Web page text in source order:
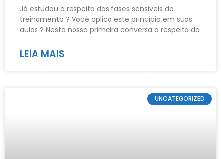
Já estudou a respeito das fases sensíveis do
treinamento ? Você aplica este princípio em suas
aulas ? Nesta nossa primeira conversa a respeito do
LEIA MAIS
UNCATEGORIZED